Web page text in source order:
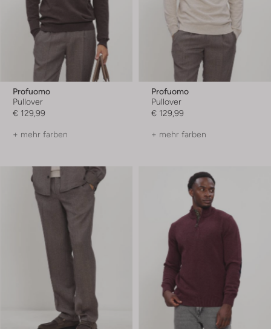
Profuomo
Pullover
€ 129,99
+ mehr farben
Profuomo
Pullover
€ 129,99
+ mehr farben